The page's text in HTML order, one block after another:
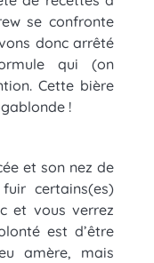
se confronte
donc arrêté
qui (on
Cette bière
!
et son nez de
certains(es)
et vous verrez
est d’être
amère, mais